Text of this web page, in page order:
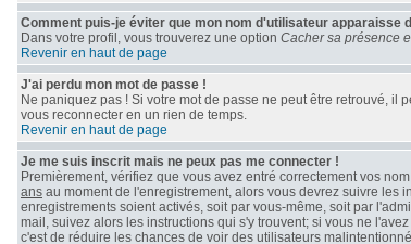
Comment puis-je éviter que mon nom d'utilisateur apparaisse
Dans votre profil, vous trouverez une option Cacher sa présence
Revenir en haut de page
J'ai perdu mon mot de passe !
Ne paniquez pas ! Si votre mot de passe ne peut être retrouvé,
vous reconnecter en un rien de temps.
Revenir en haut de page
Je me suis inscrit mais ne peux pas me connecter !
Premièrement, vérifiez que vous avez entré correctement vos
ans au moment de l'enregistrement, alors vous devrez suivre les
enregistrements soient activés, soit par vous-même, soit par
mail, suivez alors les instructions qui s'y trouvent; si vous ne
c'est de réduire les chances de voir des utilisateurs